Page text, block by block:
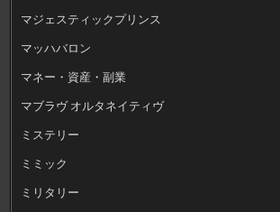
マジェスティックプリンス
マッハバロン
マネー・資産・副業
マブラヴ オルタネイティヴ
ミステリー
ミミック
ミリタリー